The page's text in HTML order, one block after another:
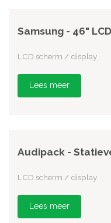
Samsung - 46"
LCD scherm / display
Lees meer
Audipack -
LCD scherm / display
Lees meer